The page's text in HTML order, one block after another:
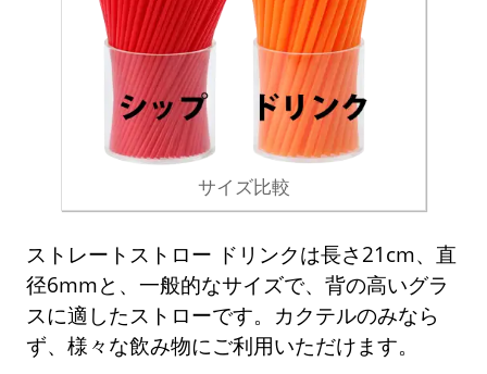
サイズ比較
ストレートストロー ドリンクは長さ21cm、直
径6mmと、一般的なサイズで、背の高いグラ
スに適したストローです。カクテルのみなら
ず、様々な飲み物にご利用いただけます。